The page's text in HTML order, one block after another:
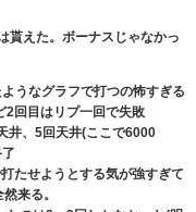
貰えた。ボーナスじゃなかっ
うなグラフで打つの怖すぎる
2回目はリプ一回で失敗
井、5回天井(ここで6000
たせようとする気が強すぎて
来る。